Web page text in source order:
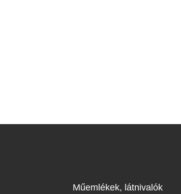
Műemlékek, látnivalók